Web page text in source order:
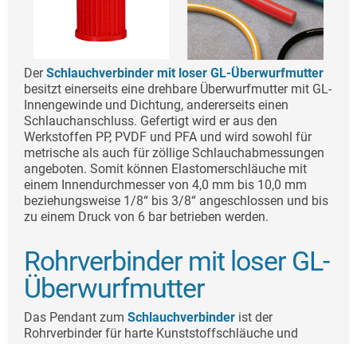
DerSchlauchverbinder mit loser GL-Überwurfmutter
besitzt einerseits eine drehbare Überwurfmutter mit GL-
Innengewinde und Dichtung, andererseits einen
Schlauchanschluss. Gefertigt wird er aus den
Werkstoffen PP, PVDF und PFA und wird sowohl für
metrische als auch für zöllige Schlauchabmessungen
angeboten. Somit können Elastomerschläuche mit
einem Innendurchmesser von 4,0 mm bis 10,0 mm
beziehungsweise 1/8“ bis 3/8“ angeschlossen und bis
zu einem Druck von 6 bar betrieben werden.
Rohrverbinder mit loser GL-
Überwurfmutter
Das Pendant zum Schlauchverbinder ist der
Rohrverbinder für harte Kunststoffschläuche und